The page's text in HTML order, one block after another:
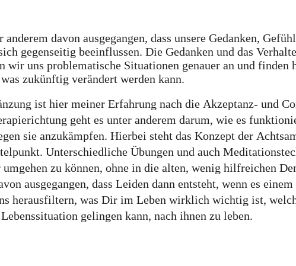
davon ausgegangen, dass unsere Gedanken,
gegenseitig beeinflussen. Die Gedanken und das
wir uns problematische Situationen genauer an und finden
zukünftig verändert werden kann.
ist hier meiner Erfahrung nach die Akzeptanz- und
geht es unter anderem darum, wie es
sie anzukämpfen. Hierbei steht das Konzept der
Unterschiedliche Übungen und auch
umgehen zu können, ohne in die alten, wenig hilfreichen
ausgegangen, dass Leiden dann entsteht, wenn es
herausfiltern, was Dir im Leben wirklich wichtig ist,
gelingen kann, nach ihnen zu leben.